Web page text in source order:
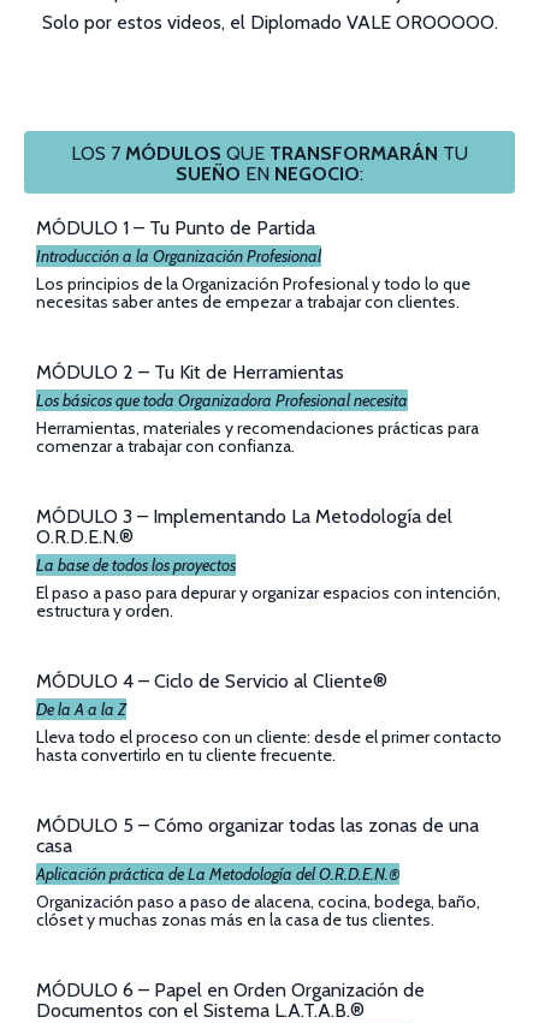
Solo por estos videos, el Diplomado VALE OROOOOO.
LOS 7 MÓDULOS QUE TRANSFORMARÁN TU
SUEÑO EN NEGOCIO:
MÓDULO 1 – Tu Punto de Partida
Introducción a la Organización Profesional
Los principios de la Organización Profesional y todo lo que
necesitas saber antes de empezar a trabajar con clientes.
MÓDULO 2 – Tu Kit de Herramientas
Los básicos que toda Organizadora Profesional necesita
Herramientas, materiales y recomendaciones prácticas para
comenzar a trabajar con confianza.
MÓDULO 3 – Implementando La Metodología del
O.R.D.E.N.®
La base de todos los proyectos
El paso a paso para depurar y organizar espacios con intención,
estructura y orden.
MÓDULO 4 – Ciclo de Servicio al Cliente®
De la A a la Z
Lleva todo el proceso con un cliente: desde el primer contacto
hasta convertirlo en tu cliente frecuente.
MÓDULO 5 – Cómo organizar todas las zonas de una
casa
Aplicación práctica de La Metodología del O.R.D.E.N.®
Organización paso a paso de alacena, cocina, bodega, baño,
clóset y muchas zonas más en la casa de tus clientes.
MÓDULO 6 – Papel en Orden Organización de
Documentos con el Sistema L.A.T.A.B.®